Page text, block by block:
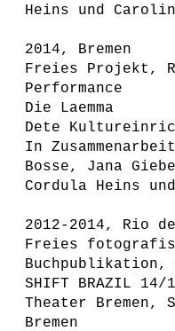
Heins und
2014, Bremen
Freies Projekt,
Performance
Die Laemma
Dete
In
Bosse, Jana
Cordula Heins
2012-2014, Rio
Freies
Buchpublikation,
SHIFT BRAZIL 14/
Theater Bremen,
Bremen